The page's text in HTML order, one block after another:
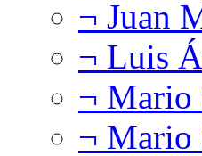
¬ Juan
¬ Luis
¬ Mario
¬ Mario